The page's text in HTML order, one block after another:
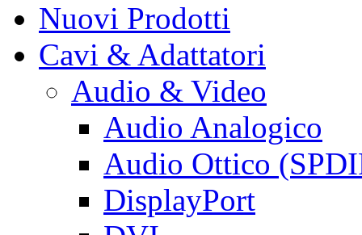
Nuovi Prodotti
Cavi & Adattatori
Audio & Video
Audio Analogico
Audio Ottico
DisplayPort